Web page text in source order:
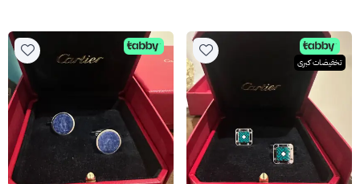
تخفيضات كبرى